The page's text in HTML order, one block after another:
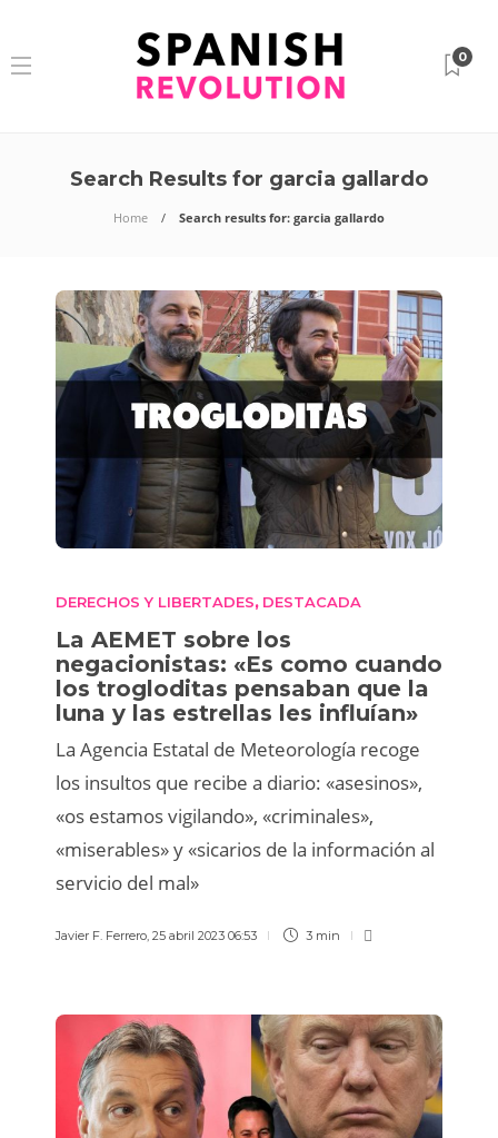
0
Search Results for garcia gallardo
Home Search results for: garcia gallardo
DERECHOS Y LIBERTADES, DESTACADA
La AEMET sobre los
negacionistas: «Es como cuando
los trogloditas pensaban que la
luna y las estrellas les influían»
La Agencia Estatal de Meteorología recoge
los insultos que recibe a diario: «asesinos»,
«os estamos vigilando», «criminales»,
«miserables» y «sicarios de la información al
servicio del mal»
Javier F. Ferrero, 25 abril 2023 06:53 3 min